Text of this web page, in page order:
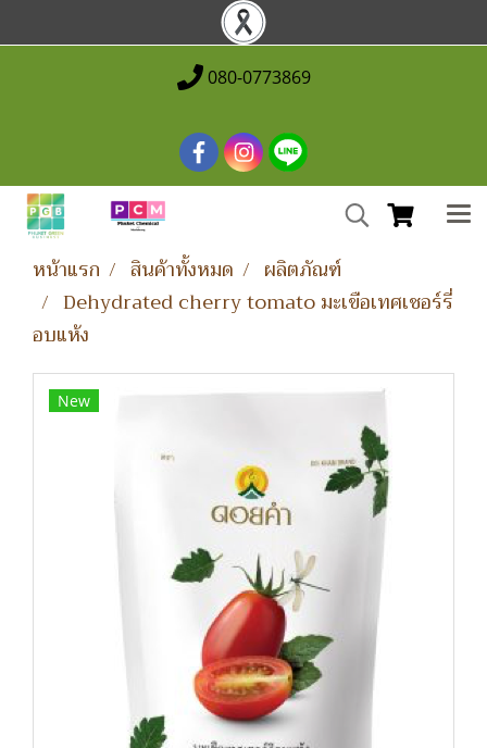
080-0773869
หน้าแรก สินค้าทั้งหมด
ผลิตภัณฑ์
Dehydrated cherry tomato มะเขือเทศเชอร์รี่
อบแห้ง
New